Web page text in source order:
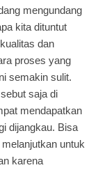
mengundang
kita dituntut
dan
proses yang
semakin sulit.
saja di
mendapatkan
dijangkau. Bisa
untuk
karena